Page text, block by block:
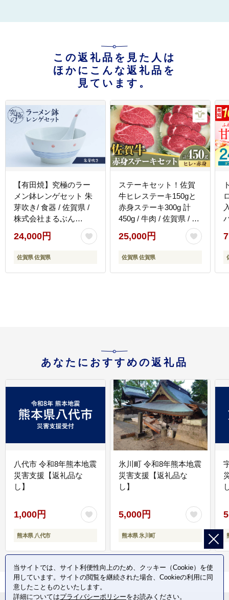
この返礼品を見た人は
ほかにこんな返礼品を
見ています。
【有田焼】究極のラー
メン鉢レンゲセット 朱
芽吹き/ 食器 / 佐賀県 /
株式会社まるぶん
[41APCD017]
24,000円
佐賀県 佐賀県
ステーキセット！佐賀
牛ヒレステーキ150gと
赤身ステーキ300g 計
450g / 牛肉 / 佐賀県 / 有
限会社佐賀セントラル
牧場 [41ASAA049]
25,000円
佐賀県 佐賀県
あなたにおすすめの返礼品
八代市 令和8年熊本地震
災害支援【返礼品な
し】
1,000円
熊本県 八代市
氷川町 令和8年熊本地震
災害支援【返礼品な
し】
5,000円
熊本県 氷川町
当サイトでは、サイト利便性向上のため、クッキー（Cookie）を使
用しています。サイトの閲覧を継続された場合、Cookieの利用に同
意したことものといたします。
詳細についてはプライバシーポリシーをお読みください。